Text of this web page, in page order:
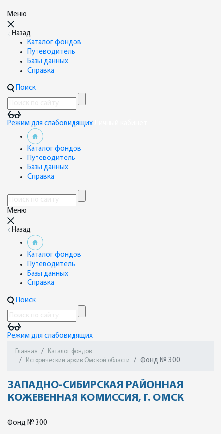
Меню
Назад
Каталог фондов
Путеводитель
Базы данных
Справка
Поиск
Режим для слабовидящих
Каталог фондов
Путеводитель
Базы данных
Справка
Меню
Назад
Каталог фондов
Путеводитель
Базы данных
Справка
Поиск
Режим для слабовидящих
Главная
Каталог фондов
Исторический архив Омской области
Фонд № 300
ЗАПАДНО-СИБИРСКАЯ РАЙОННАЯ
КОЖЕВЕННАЯ КОМИССИЯ, Г. ОМСК
Фонд № 300